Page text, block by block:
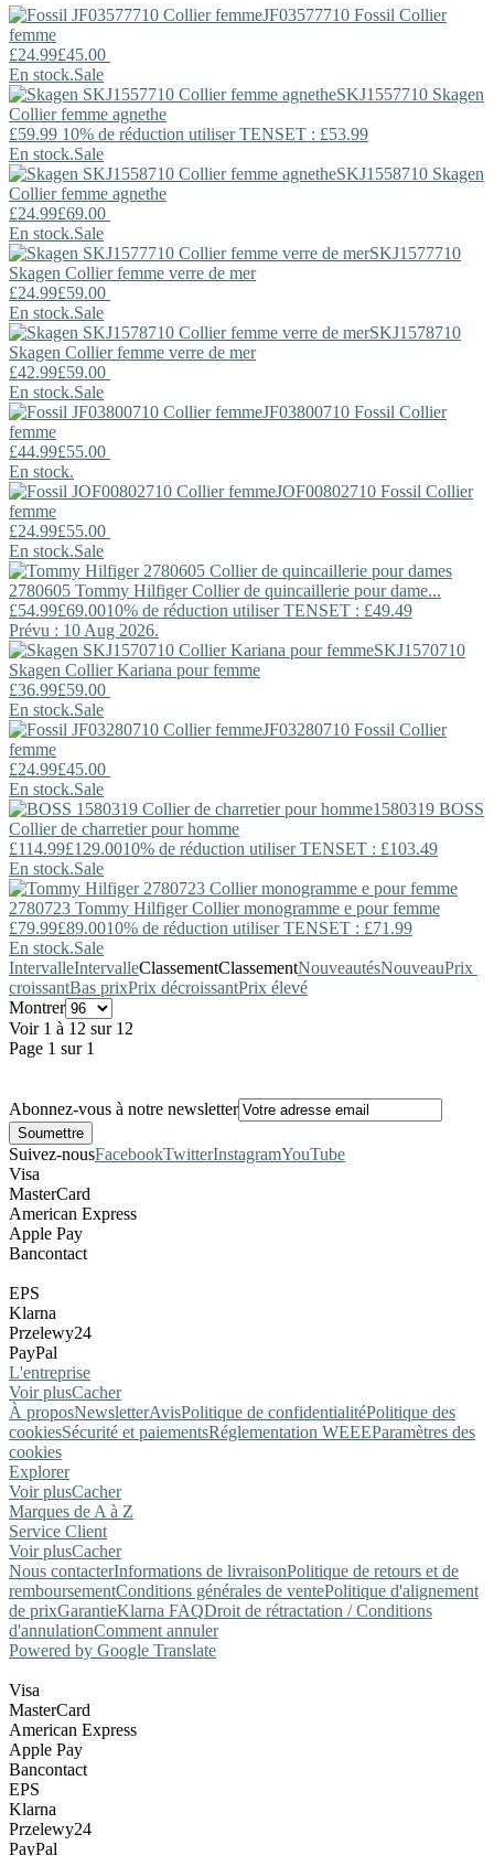
JF03577710 Fossil Collier
femme
£24.99£45.00
En stock.Sale
SKJ1557710 Skagen
Collier femme agnethe
£59.99 10% de réduction utiliser TENSET : £53.99
En stock.Sale
SKJ1558710 Skagen
Collier femme agnethe
£24.99£69.00
En stock.Sale
SKJ1577710
Skagen Collier femme verre de mer
£24.99£59.00
En stock.Sale
SKJ1578710
Skagen Collier femme verre de mer
£42.99£59.00
En stock.Sale
JF03800710 Fossil Collier
femme
£44.99£55.00
En stock.
JOF00802710 Fossil Collier
femme
£24.99£55.00
En stock.Sale
2780605 Tommy HilfigerCollier de quincaillerie pour dame...
£54.99£69.0010% de réduction utiliser TENSET : £49.49
Prévu : 10 Aug 2026.
SKJ1570710
Skagen Collier Kariana pour femme
£36.99£59.00
En stock.Sale
JF03280710 Fossil Collier
femme
£24.99£45.00
En stock.Sale
1580319 BOSS
Collier de charretier pour homme
£114.99£129.0010% de réduction utiliser TENSET : £103.49
En stock.Sale
2780723 Tommy HilfigerCollier monogramme e pour femme
£79.99£89.0010% de réduction utiliser TENSET : £71.99
En stock.Sale
IntervalleIntervalleClassementClassementNouveautésNouveauPrix ​​
croissantBas prixPrix décroissantPrix élevé
Montrer
Voir 1 à 12 sur 12
Page 1 sur 1
Abonnez-vous à notre newsletter
Suivez-nousFacebookTwitterInstagramYouTube
Visa
MasterCard
American Express
Apple Pay
Bancontact
EPS
Klarna
Przelewy24
PayPal
L'entreprise
Voir plusCacher
À proposNewsletterAvisPolitique de confidentialitéPolitique des
cookiesSécurité et paiementsRéglementation WEEEParamètres des
cookies
Explorer
Voir plusCacher
Marques de A à Z
Service Client
Voir plusCacher
Nous contacterInformations de livraisonPolitique de retours et de
remboursementConditions générales de ventePolitique d'alignement
de prixGarantieKlarna FAQDroit de rétractation / Conditions
d'annulationComment annuler
Powered by Google Translate
Visa
MasterCard
American Express
Apple Pay
Bancontact
EPS
Klarna
Przelewy24
PayPal